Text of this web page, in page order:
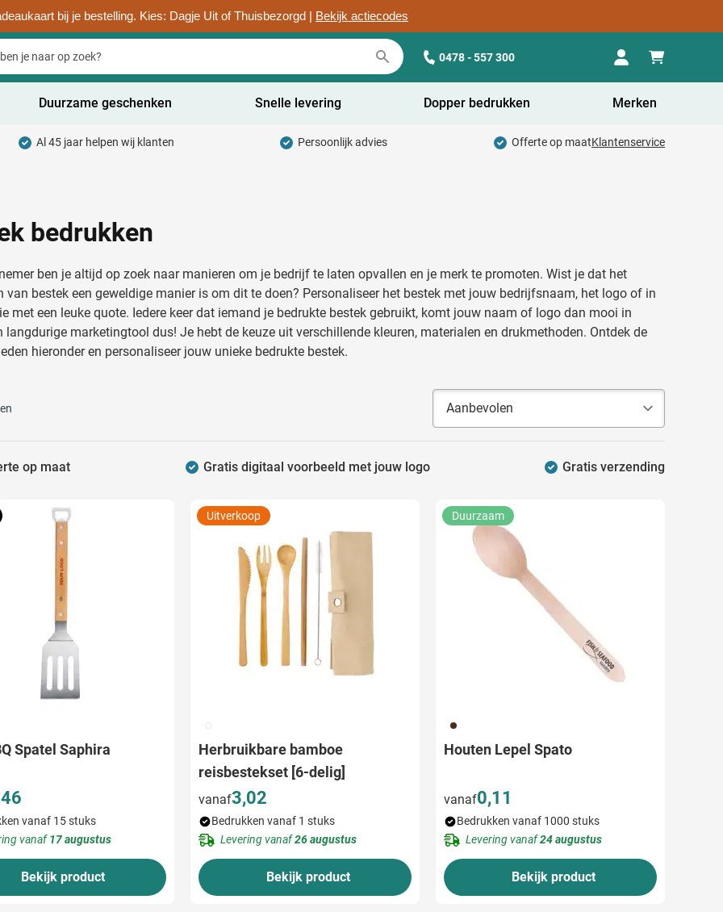
bij je bestelling. Kies: Dagje Uit of Thuisbezorgd | Bekijk actiecodes
0478 - 557 300
categorie
categorie
& Weggevers categorie
categorie
categorie
& Keuken categorie
& Vrije tijd categorie
& Kids categorie
categorie
& thema's categorie
Duurzame geschenken Snelle levering Dopper bedrukken Merken
Al 45 jaar helpen wij klanten Persoonlijk advies Offerte op maatKlantenservice
bedrukken
ben je altijd op zoek naar manieren om je bedrijf te laten opvallen en je merk te promoten. Wist je dat het
van bestek een geweldige manier is om dit te doen? Personaliseer het bestek met jouw bedrijfsnaam, het logo of in
met een leuke quote. Iedere keer dat iemand je bedrukte bestek gebruikt, komt jouw naam of logo dan mooi in
langdurige marketingtool dus! Je hebt de keuze uit verschillende kleuren, materialen en drukmethoden. Ontdek de
hieronder en personaliseer jouw unieke bedrukte bestek.
op maat Gratis digitaal voorbeeld met jouw logo Gratis verzending
Spatel Saphira
vanaf 15 stuks
vanaf17 augustus
Bekijk product
002
Herbruikbare bamboe
reisbestekset [6-delig]
vanaf3,02
Uitverkoop
Bedrukken vanaf 1 stuks
Levering vanaf26 augustus
Bekijk product
011
Houten Lepel Spato
vanaf0,11
Duurzaam
Bedrukken vanaf 1000 stuks
Levering vanaf24 augustus
Bekijk product